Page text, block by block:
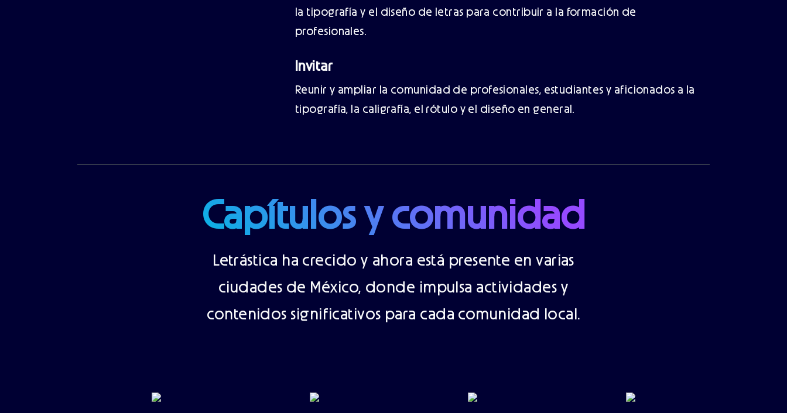
la tipografía y el diseño de letras para contribuir a la formación de
profesionales.
Invitar
Reunir y ampliar la comunidad de profesionales, estudiantes y aficionados a la
tipografía, la caligrafía, el rótulo y el diseño en general.
Capítulos y comunidad
Letrástica ha crecido y ahora está presente en varias
ciudades de México, donde impulsa actividades y
contenidos significativos para cada comunidad local.